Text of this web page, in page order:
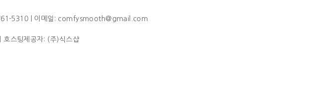
5310 | 이메일: comfysmooth@gmail.com
| 호스팅제공자: (주)식스샵